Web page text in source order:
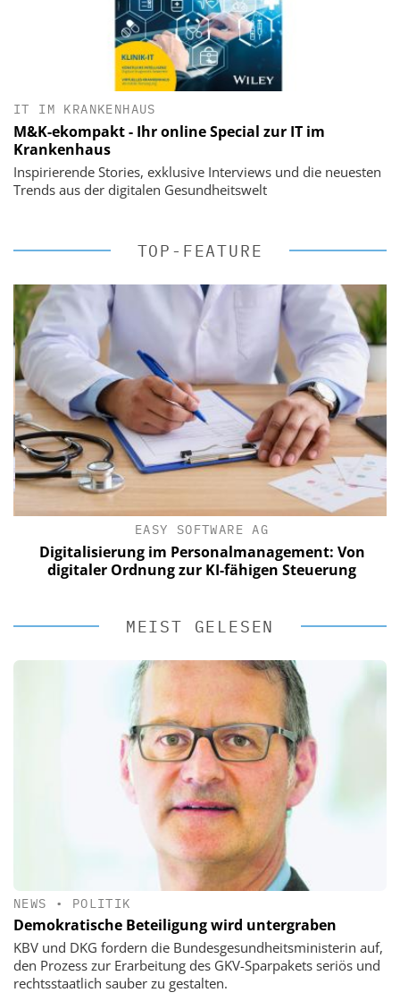
IT IM KRANKENHAUS
M&K-ekompakt - Ihr online Special zur IT im
Krankenhaus
Inspirierende Stories, exklusive Interviews und die neuesten
Trends aus der digitalen Gesundheitswelt
TOP-FEATURE
EASY SOFTWARE AG
Digitalisierung im Personalmanagement: Von
digitaler Ordnung zur KI-fähigen Steuerung
MEIST GELESEN
NEWS • POLITIK
Demokratische Beteiligung wird untergraben
KBV und DKG fordern die Bundesgesundheitsministerin auf,
den Prozess zur Erarbeitung des GKV-Sparpakets seriös und
rechtsstaatlich sauber zu gestalten.